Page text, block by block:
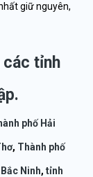
giữ nguyên,
các tỉnh
phố Hải
, Thành phố
Ninh, tỉnh